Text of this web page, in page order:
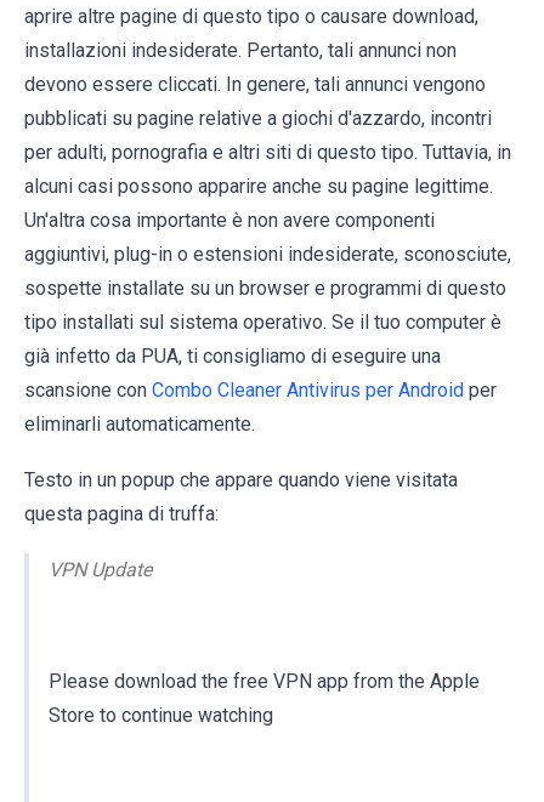
aprire altre pagine di questo tipo o causare download,
installazioni indesiderate. Pertanto, tali annunci non
devono essere cliccati. In genere, tali annunci vengono
pubblicati su pagine relative a giochi d'azzardo, incontri
per adulti, pornografia e altri siti di questo tipo. Tuttavia, in
alcuni casi possono apparire anche su pagine legittime.
Un'altra cosa importante è non avere componenti
aggiuntivi, plug-in o estensioni indesiderate, sconosciute,
sospette installate su un browser e programmi di questo
tipo installati sul sistema operativo. Se il tuo computer è
già infetto da PUA, ti consigliamo di eseguire una
scansione con Combo Cleaner Antivirus per Android per
eliminarli automaticamente.
Testo in un popup che appare quando viene visitata
questa pagina di truffa:
VPN Update
Please download the free VPN app from the Apple
Store to continue watching